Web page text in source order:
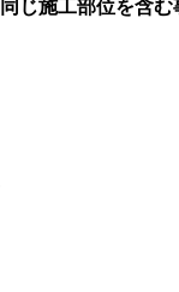
同じ施工部位を含む